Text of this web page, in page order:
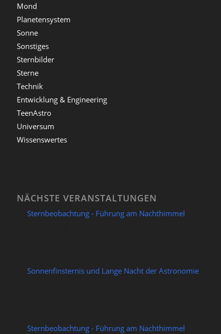
Mond
Planetensystem
Sonne
Sonstiges
Sternbilder
Sterne
Technik
Entwicklung & Engineering
TeenAstro
Universum
Wissenswertes
NÄCHSTE VERANSTALTUNGEN
Sternbeobachtung - Führung am Nachthimmel
Sonnenfinsternis und Lange Nacht der Astronomie
Sternbeobachtung - Führung am Nachthimmel